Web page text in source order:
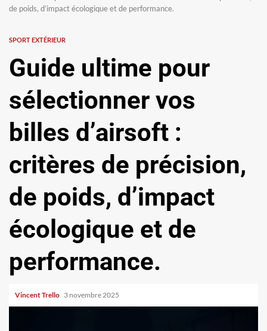
de poids, d’impact écologique et de performance.
SPORT EXTÉRIEUR
Guide ultime pour
sélectionner vos
billes d’airsoft :
critères de précision,
de poids, d’impact
écologique et de
performance.
Vincent Trello 3 novembre 2025